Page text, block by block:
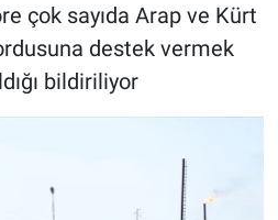
çok sayıda Arap ve Kürt
destek vermek
bildiriliyor